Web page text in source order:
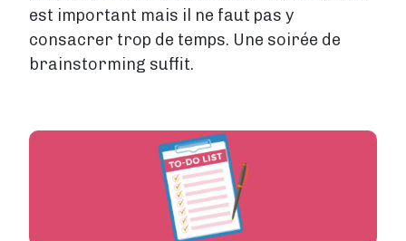
est important mais il ne faut pas y
consacrer trop de temps. Une soirée de
brainstorming suffit.